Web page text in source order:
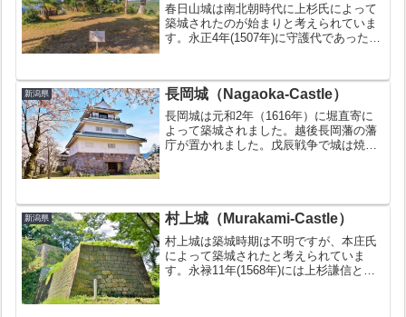
春日山城は南北朝時代に上杉氏によって
築城されたのが始まりと考えられていま
す。永正4年(1507年)に守護代であった長
たり上杉氏の居城となりました。上杉景
勝が会津へ移った...
新潟県 長岡城（Nagaoka-Castle）
長岡城は元和2年（1616年）に堀直寄に
よって築城されました。越後長岡藩の藩
庁が置かれました。戊辰戦争で城は焼失
悠久山公園にある城...
新潟県 村上城（Murakami-Castle）
村上城は築城時期は不明ですが、本庄氏
によって築城されたと考えられていま
す。永禄11年(1568年)には上杉謙信との